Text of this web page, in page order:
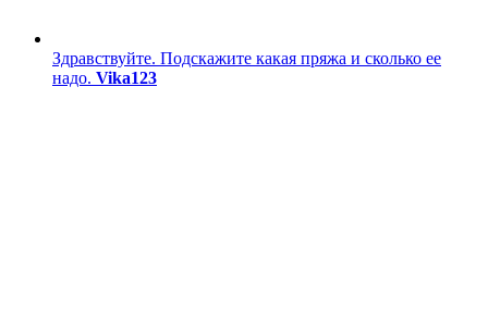
Здравствуйте. Подскажите какая пряжа и сколько ее
надо. Vika123